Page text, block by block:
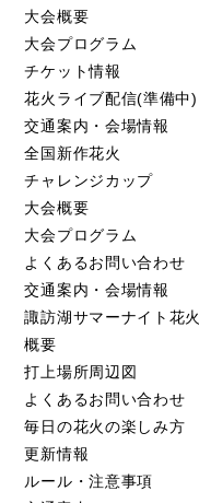
大会概要
大会プログラム
チケット情報
花火ライブ配信(準備中)
交通案内・会場情報
全国新作花火
チャレンジカップ
大会概要
大会プログラム
よくあるお問い合わせ
交通案内・会場情報
諏訪湖サマーナイト花火
概要
打上場所周辺図
よくあるお問い合わせ
毎日の花火の楽しみ方
更新情報
ルール・注意事項